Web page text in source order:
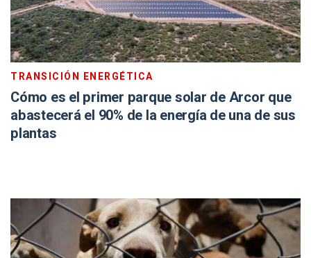
TRANSICIÓN ENERGÉTICA
Cómo es el primer parque solar de Arcor que
abastecerá el 90% de la energía de una de sus
plantas